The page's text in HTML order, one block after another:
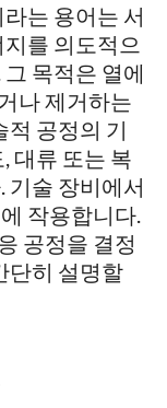
라는 용어는 서
를 의도적으
목적은 열에
나 제거하는
적 공정의 기
대류 또는 복
기술 장비에서
작용합니다.
공정을 결정
단히 설명할